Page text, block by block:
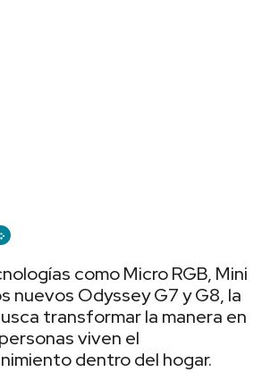
como Micro RGB, Mini
nuevos Odyssey G7 y G8, la
transformar la manera en
viven el
dentro del hogar.